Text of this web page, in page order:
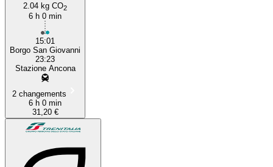
2.04 kg CO2
6 h 0 min
15:01
Borgo San Giovanni
23:23
Stazione Ancona
2 changements
6 h 0 min
31,20 €